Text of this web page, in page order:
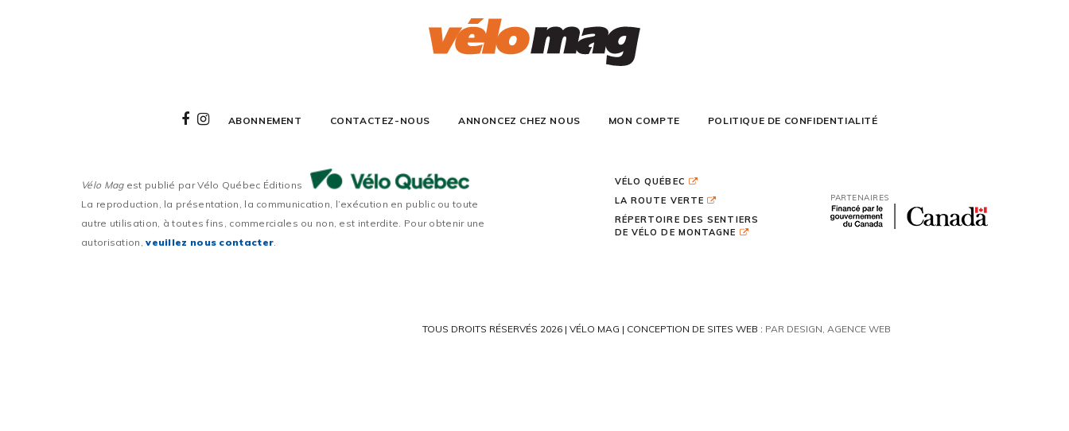
ABONNEMENT CONTACTEZ-NOUS ANNONCEZ CHEZ NOUS MON COMPTE POLITIQUE DE CONFIDENTIALITÉ
Vélo Magest publié par Vélo Québec Éditions
La reproduction, la présentation, la communication, l’exécution en public ou toute
autre utilisation, à toutes fins, commerciales ou non, est interdite. Pour obtenir une
autorisation,veuillez nous contacter
VÉLO QUÉBEC
LA ROUTE VERTE
RÉPERTOIRE DES SENTIERS
DE VÉLO DE MONTAGNE
PARTENAIRES
TOUS DROITS RÉSERVÉS 2026 | VÉLO MAG | CONCEPTION DE SITES WEB : PAR DESIGN, AGENCE WEB